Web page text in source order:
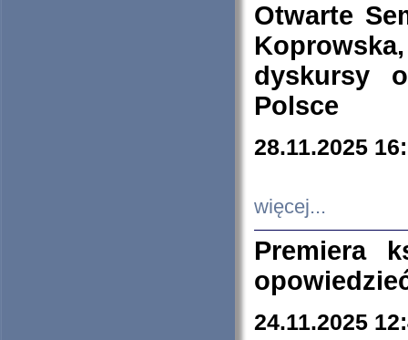
Otwarte
dyskursy
Polsce
28.11.2025
więcej...
Premiera
24.11.2025